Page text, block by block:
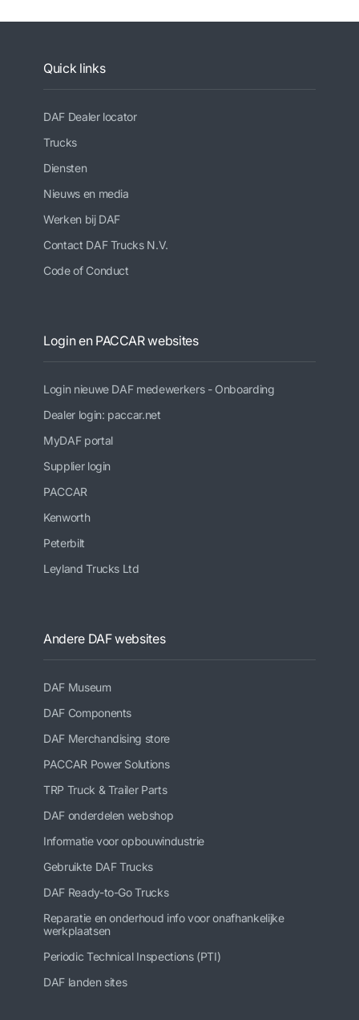
Quick links
DAF Dealer locator
Trucks
Diensten
Nieuws en media
Werken bij DAF
Contact DAF Trucks N.V.
Code of Conduct
Login en PACCAR websites
Login nieuwe DAF medewerkers - Onboarding
Dealer login: paccar.net
MyDAF portal
Supplier login
PACCAR
Kenworth
Peterbilt
Leyland Trucks Ltd
Andere DAF websites
DAF Museum
DAF Components
DAF Merchandising store
PACCAR Power Solutions
TRP Truck & Trailer Parts
DAF onderdelen webshop
Informatie voor opbouwindustrie
Gebruikte DAF Trucks
DAF Ready-to-Go Trucks
Reparatie en onderhoud info voor onafhankelijke
werkplaatsen
Periodic Technical Inspections (PTI)
DAF landen sites